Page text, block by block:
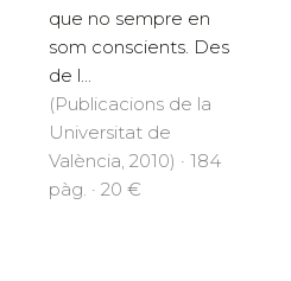
que no sempre en
som conscients. Des
de l...
(Publicacions de la
Universitat de
València, 2010) · 184
pàg. · 20 €